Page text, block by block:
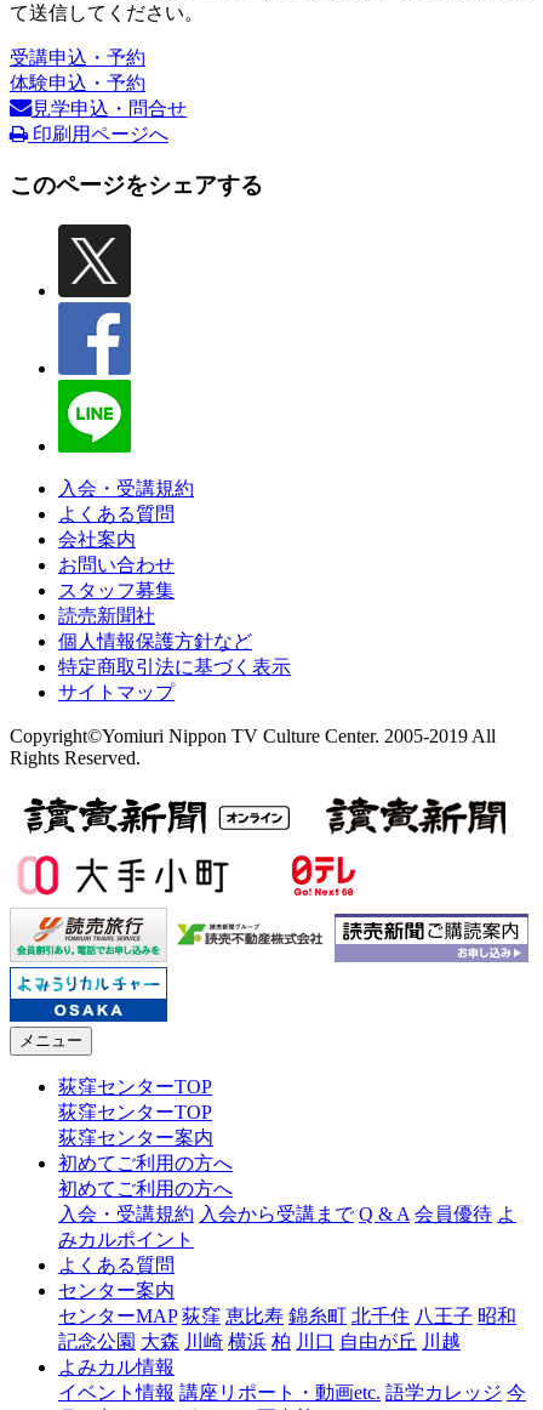
て送信してください。
受講申込・予約
体験申込・予約
見学申込・問合せ
印刷用ページへ
このページをシェアする
入会・受講規約
よくある質問
会社案内
お問い合わせ
スタッフ募集
読売新聞社
個人情報保護方針など
特定商取引法に基づく表示
サイトマップ
Copyright©Yomiuri Nippon TV Culture Center. 2005-2019 All
Rights Reserved.
メニュー
荻窪センターTOP
荻窪センターTOP
荻窪センター案内
初めてご利用の方へ
初めてご利用の方へ
入会・受講規約 入会から受講まで Q & A 会員優待 よ
みカルポイント
よくある質問
センター案内
センターMAP 荻窪 恵比寿 錦糸町 北千住 八王子 昭和
記念公園 大森 川崎 横浜 柏 川口 自由が丘 川越
よみカル情報
イベント情報 講座リポート・動画etc. 語学カレッジ 今